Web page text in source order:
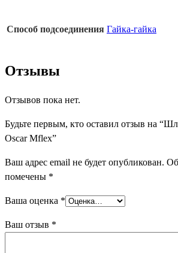
Способ подсоединения Гайка-гайка
Отзывы
Отзывов пока нет.
Будьте первым, кто оставил отзыв на
Oscar Mflex”
Ваш адрес email не будет опубликован.
помечены *
Ваша оценка *
Ваш отзыв *